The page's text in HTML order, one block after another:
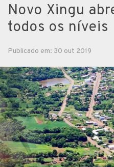
Novo Xingu
todos os níveis
Publicado em: 30 out 2019